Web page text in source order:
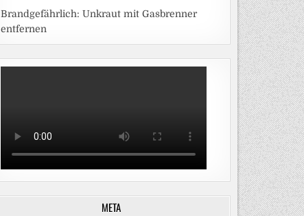
Brandgefährlich: Unkraut mit Gasbrenner
entfernen
META